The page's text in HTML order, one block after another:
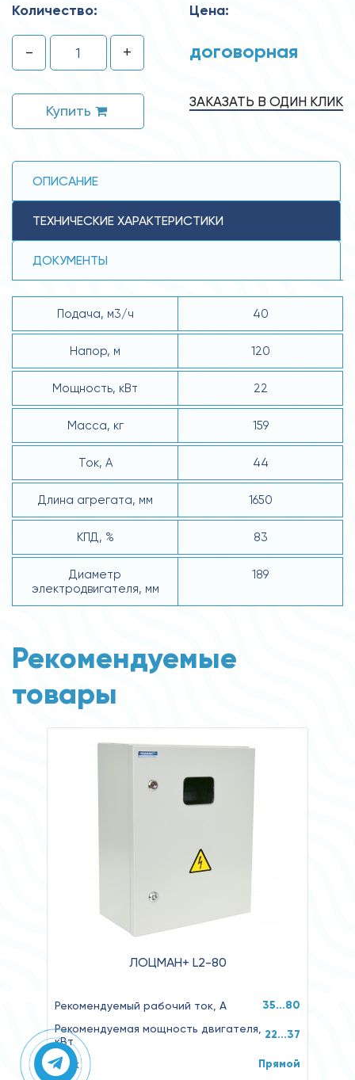
Количество:
- +
Купить
Цена:
договорная
ЗАКАЗАТЬ В ОДИН КЛИК
ОПИСАНИЕ
ТЕХНИЧЕСКИЕ ХАРАКТЕРИСТИКИ
ДОКУМЕНТЫ
Подача, м3/ч 40
Напор, м 120
Мощность, кВт 22
Масса, кг 159
Ток, А 44
Длина агрегата, мм 1650
КПД, % 83
Диаметр
электродвигателя, мм
189
Рекомендуемые
товары
ЛОЦМАН+ L2-80
Рекомендуемый рабочий ток, А 35…80
Рекомендуемая мощность двигателя,
кВт
22...37
Пуск Прямой